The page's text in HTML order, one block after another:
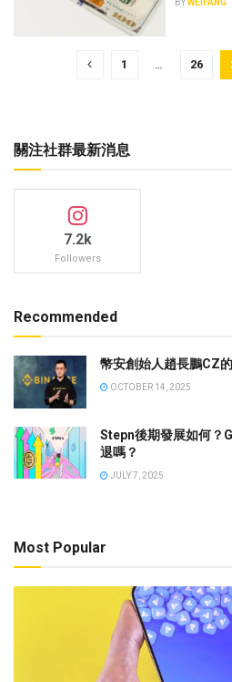
BY WEIFANG
1 … 26
關注社群最新消息
7.2k
Followers
Recommended
幣安創始人趙長鵬CZ
OCTOBER 14, 2025
Stepn後期發展如何？
退嗎？
JULY 7, 2025
Most Popular